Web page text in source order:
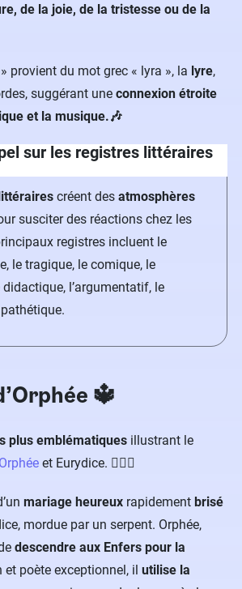
de la joie, de la tristesse ou de la
provient du mot grec « lyra », la lyre,
suggérant une connexion étroite
et la musique.🎶
sur les registres littéraires
créent des atmosphères
susciter des réactions chez les
registres incluent le
le tragique, le comique, le
l’argumentatif, le
🔱
plus emblématiques illustrant le
Orphée et Eurydice. 👩‍❤️‍👨
mariage heureux rapidement brisé
mordue par un serpent. Orphée,
descendre aux Enfers pour la
et poète exceptionnel, il utilise la